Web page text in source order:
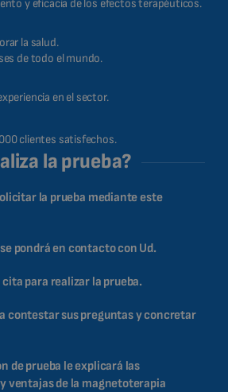
y eficacia de los efectos terapéuticos.
la salud.
de todo el mundo.
en el sector.
clientes satisfechos.
la prueba?
la prueba mediante este
pondrá en contacto con Ud.
para realizar la prueba.
contestar sus preguntas y concretar
de prueba le explicará las
ventajas de la magnetoterapia